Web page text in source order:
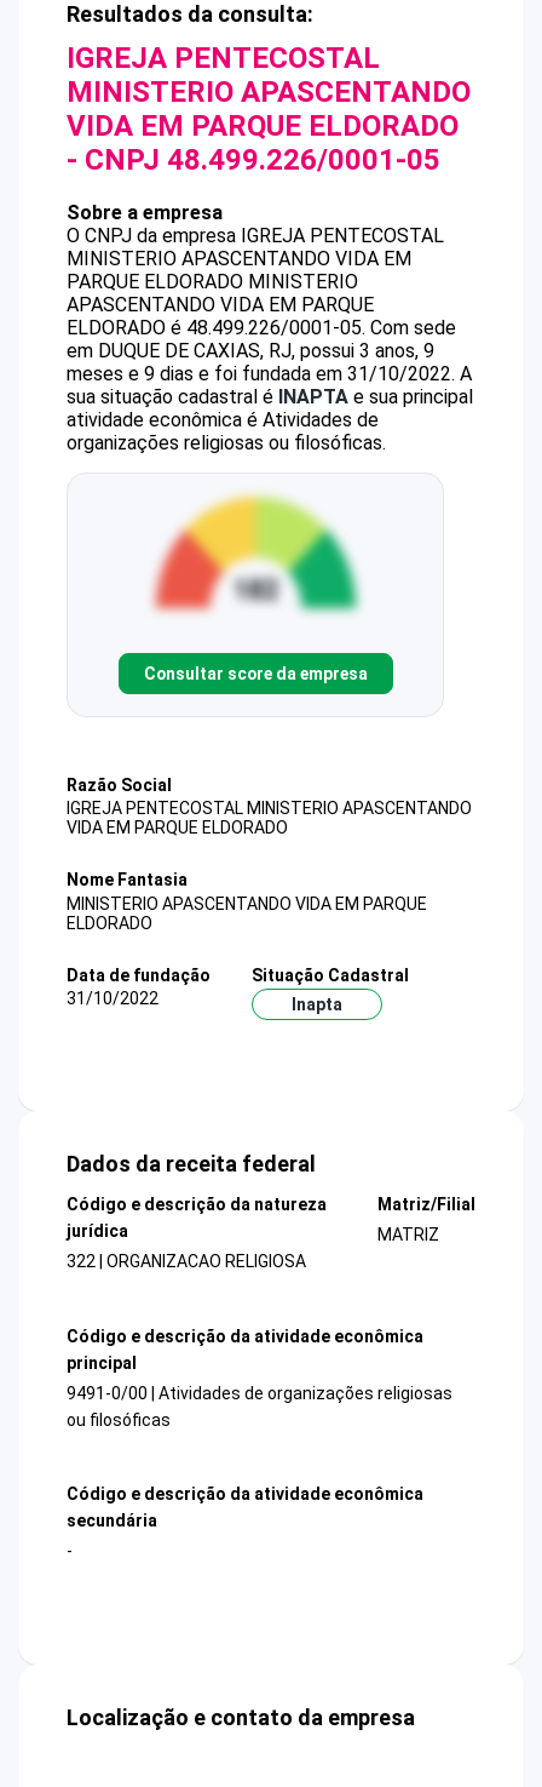
Resultados da consulta:
IGREJA PENTECOSTAL
MINISTERIO APASCENTANDO
VIDA EM PARQUE ELDORADO
- CNPJ 48.499.226/0001-05
Sobre a empresa
O CNPJ da empresa IGREJA PENTECOSTAL
MINISTERIO APASCENTANDO VIDA EM
PARQUE ELDORADO MINISTERIO
APASCENTANDO VIDA EM PARQUE
ELDORADO é 48.499.226/0001-05. Com sede
em DUQUE DE CAXIAS, RJ, possui 3 anos, 9
meses e 9 dias e foi fundada em 31/10/2022. A
sua situação cadastral é INAPTA e sua principal
atividade econômica é Atividades de
organizações religiosas ou filosóficas.
Consultar score da empresa
Razão Social
IGREJA PENTECOSTAL MINISTERIO APASCENTANDO
VIDA EM PARQUE ELDORADO
Nome Fantasia
MINISTERIO APASCENTANDO VIDA EM PARQUE
ELDORADO
Data de fundação
31/10/2022
Situação Cadastral
Inapta
Dados da receita federal
Código e descrição da natureza
jurídica
322 | ORGANIZACAO RELIGIOSA
Matriz/Filial
MATRIZ
Código e descrição da atividade econômica
principal
9491-0/00 | Atividades de organizações religiosas
ou filosóficas
Código e descrição da atividade econômica
secundária
-
Localização e contato da empresa